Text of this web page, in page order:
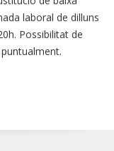
laboral de dilluns
Possibilitat de